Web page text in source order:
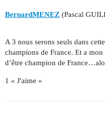
BernardMENEZ (Pascal
A 3 nous serons seuls dans
champions de France. Et a
d’être champion de
1 « J'aime »